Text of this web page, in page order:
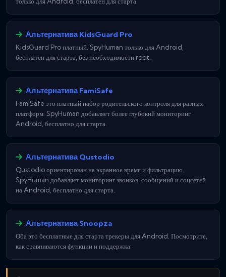
Альтернатива KidsGuard Pro
KidsGuard Pro платный. SpyHuman только для Android,
бесплатен для старта, без необходимости root.
Альтернатива FamiSafe
FamiSafe это платный набор родительского контроля для разных
платформ. SpyHuman добавляет более глубокий мониторинг
Android, бесплатно для старта.
Альтернатива Qustodio
Qustodio ориентирован на экранное время и фильтрацию.
SpyHuman добавляет мониторинг звонков, сообщений и соцсетей
на Android, бесплатно для старта.
Альтернатива Snoopza
Оба это бесплатные для старта трекеры для Android. Посмотрите,
как сравниваются функции и поддержка.